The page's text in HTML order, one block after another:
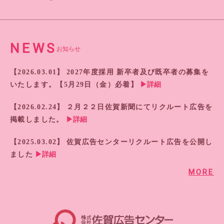
NEWS お知らせ
【2026.03.01】
2027年度採用 新卒者及び既卒者の募集を
いたします。【5月29日（金）必着】
▶詳細
【2026.02.24】
２月２２日佐賀新聞にてリクルート広告を
掲載しました。
▶詳細
【2025.03.02】
佐賀広告センターリクルート広告を公開し
ました
▶詳細
MORE